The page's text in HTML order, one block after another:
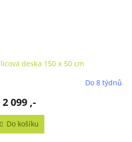
deska 150 x 50 cm
Do 8 týdnů
2 099 ,-
Do košíku